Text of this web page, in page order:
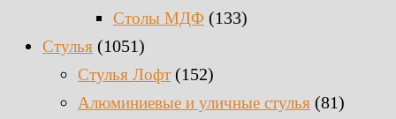
Столы МДФ (133)
Стулья (1051)
Стулья Лофт (152)
Алюминиевые и уличные стулья (81)